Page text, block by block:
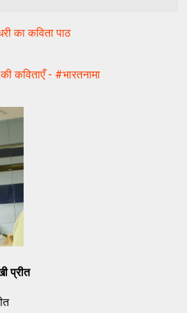
का कविता पाठ
कविताएँ - #भारतनामा
प्रीत